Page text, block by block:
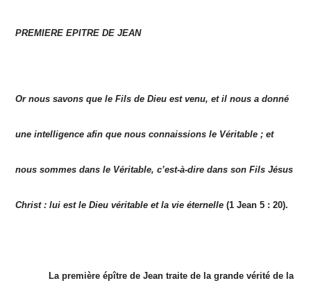
PREMIERE EPITRE DE JEAN
Or nous savons que le Fils de Dieu est venu, et il nous a donné
une intelligence afin que nous connaissions le Véritable ; et
nous sommes dans le Véritable, c’est-à-dire dans son Fils Jésus
Christ : lui est le Dieu véritable et la vie éternelle (1 Jean 5 : 20).
La première épître de Jean traite de la grande vérité de la